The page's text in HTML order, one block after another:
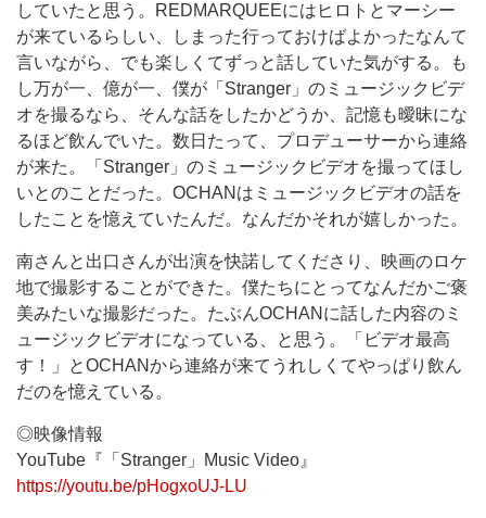
していたと思う。REDMARQUEEにはヒロトとマーシー
が来ているらしい、しまった行っておけばよかったなんて
言いながら、でも楽しくてずっと話していた気がする。も
し万が一、億が一、僕が「Stranger」のミュージックビデ
オを撮るなら、そんな話をしたかどうか、記憶も曖昧にな
るほど飲んでいた。数日たって、プロデューサーから連絡
が来た。「Stranger」のミュージックビデオを撮ってほし
いとのことだった。OCHANはミュージックビデオの話を
したことを憶えていたんだ。なんだかそれが嬉しかった。
南さんと出口さんが出演を快諾してくださり、映画のロケ
地で撮影することができた。僕たちにとってなんだかご褒
美みたいな撮影だった。たぶんOCHANに話した内容のミ
ュージックビデオになっている、と思う。「ビデオ最高
す！」とOCHANから連絡が来てうれしくてやっぱり飲ん
だのを憶えている。
◎映像情報
YouTube『「Stranger」Music Video』
https://youtu.be/pHogxoUJ-LU